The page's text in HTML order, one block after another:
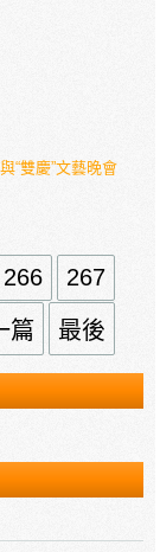
“雙慶”文藝晚會
266 267
篇 最後